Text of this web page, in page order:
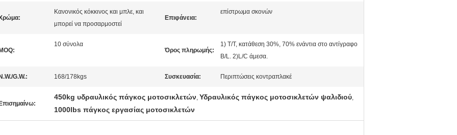
Κανονικός κόκκινος και μπλε, και
μπορεί να προσαρμοστεί
Επιφάνεια:
επίστρωμα σκονών
10 σύνολα
Όρος πληρωμής:
1) T/T, κατάθεση 30%, 70% ενάντια στο αντίγραφο
B/L. 2)L/C άμεσα.
G.W.: 168/178kgs Συσκευασία: Περιπτώσεις κοντραπλακέ
450kg υδραυλικός πάγκος μοτοσικλετών, Υδραυλικός πάγκος μοτοσικλετών ψαλιδιού,
1000lbs πάγκος εργασίας μοτοσικλετών